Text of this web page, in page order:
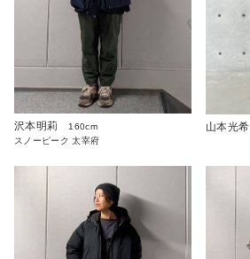
沢本明莉
160cm
スノーピーク 太宰府
山本光希